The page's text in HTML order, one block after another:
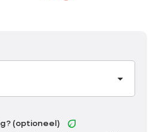
(optioneel)